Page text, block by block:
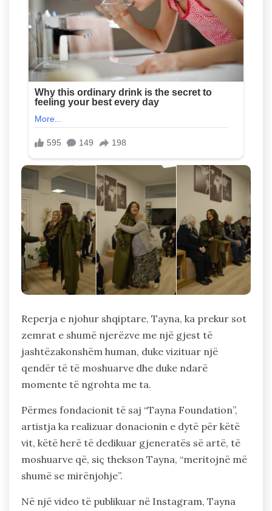
Reperja e njohur shqiptare, Tayna, ka prekur sot
zemrat e shumë njerëzve me një gjest të
jashtëzakonshëm human, duke vizituar një
qendër të të moshuarve dhe duke ndarë
momente të ngrohta me ta.
Përmes fondacionit të saj “Tayna Foundation”,
artistja ka realizuar donacionin e dytë për këtë
vit, këtë herë të dedikuar gjeneratës së artë, të
moshuarve që, siç thekson Tayna, “meritojnë më
shumë se mirënjohje”.
Në një video të publikuar në Instagram, Tayna